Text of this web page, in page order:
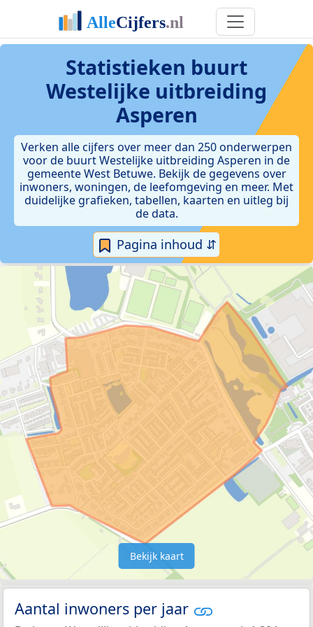
Statistieken buurt
Westelijke uitbreiding
Asperen
Verken alle cijfers over meer dan 250 onderwerpen
voor de buurt Westelijke uitbreiding Asperen in de
gemeente West Betuwe. Bekijk de gegevens over
inwoners, woningen, de leefomgeving en meer. Met
duidelijke grafieken, tabellen, kaarten en uitleg bij
de data.
Pagina inhoud ⇵
Bekijk kaart
Aantal inwoners per jaar